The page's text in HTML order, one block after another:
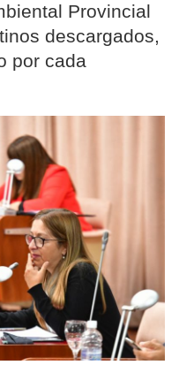
Provincial
descargados,
por cada